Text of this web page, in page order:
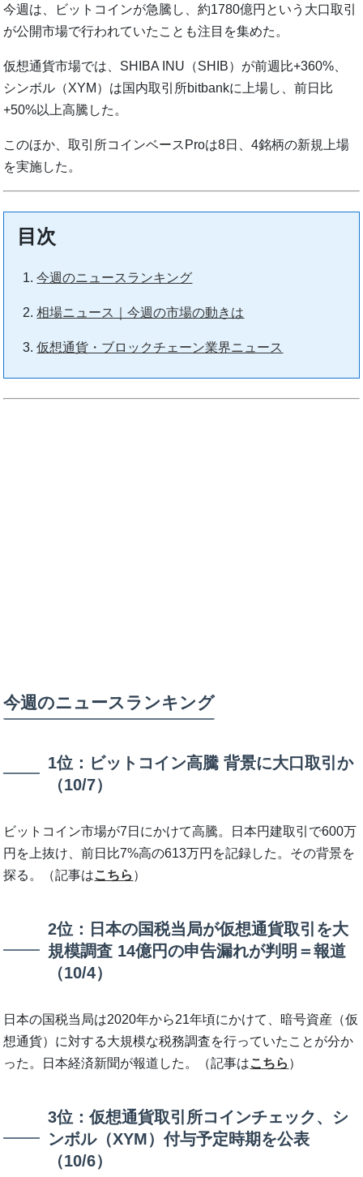
今週は、ビットコインが急騰し、約1780億円という大口取引
が公開市場で行われていたことも注目を集めた。
仮想通貨市場では、SHIBA INU（SHIB）が前週比+360%、
シンボル（XYM）は国内取引所bitbankに上場し、前日比
+50%以上高騰した。
このほか、取引所コインベースProは8日、4銘柄の新規上場
を実施した。
目次
今週のニュースランキング
相場ニュース｜今週の市場の動きは
仮想通貨・ブロックチェーン業界ニュース
今週のニュースランキング
1位：ビットコイン高騰 背景に大口取引か
（10/7）
ビットコイン市場が7日にかけて高騰。日本円建取引で600万
円を上抜け、前日比7%高の613万円を記録した。その背景を
探る。（記事はこちら ）
2位：日本の国税当局が仮想通貨取引を大
規模調査 14億円の申告漏れが判明＝報道
（10/4）
日本の国税当局は2020年から21年頃にかけて、暗号資産（仮
想通貨）に対する大規模な税務調査を行っていたことが分か
った。日本経済新聞が報道した。（記事はこちら ）
3位：仮想通貨取引所コインチェック、シ
ンボル（XYM）付与予定時期を公表
（10/6）